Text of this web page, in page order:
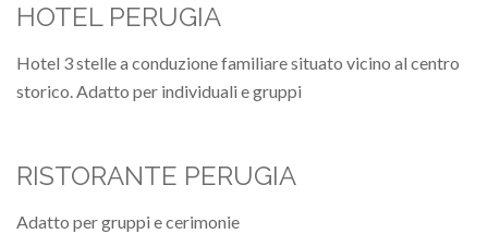
HOTEL PERUGIA
Hotel 3 stelle a conduzione familiare situato vicino al centro
storico. Adatto per individuali e gruppi
RISTORANTE PERUGIA
Adatto per gruppi e cerimonie